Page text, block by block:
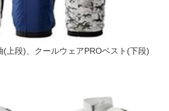
(上段)、クールウェアPROベスト(下段)